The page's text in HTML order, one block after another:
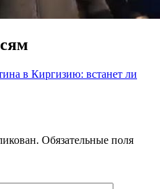
в Киргизию: встанет ли
Обязательные поля